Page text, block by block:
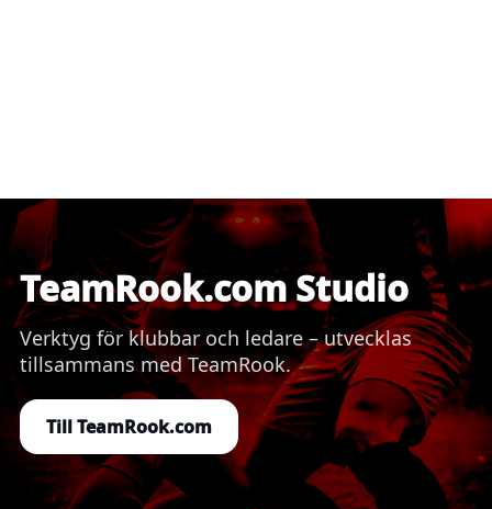
TeamRook.com Studio
Verktyg för klubbar och ledare – utvecklas
tillsammans med TeamRook.
Till TeamRook.com